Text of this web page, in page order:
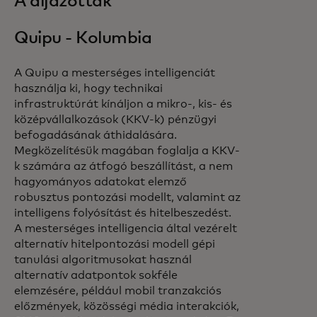
Quipu - Kolumbia
A Quipu a mesterséges intelligenciát
használja ki, hogy technikai
infrastruktúrát kínáljon a mikro-, kis- és
középvállalkozások (KKV-k) pénzügyi
befogadásának áthidalására.
Megközelítésük magában foglalja a KKV-
k számára az átfogó beszállítást, a nem
hagyományos adatokat elemző
robusztus pontozási modellt, valamint az
intelligens folyósítást és hitelbeszedést.
A mesterséges intelligencia által vezérelt
alternatív hitelpontozási modell gépi
tanulási algoritmusokat használ
alternatív adatpontok sokféle
elemzésére, például mobil tranzakciós
előzmények, közösségi média interakciók,